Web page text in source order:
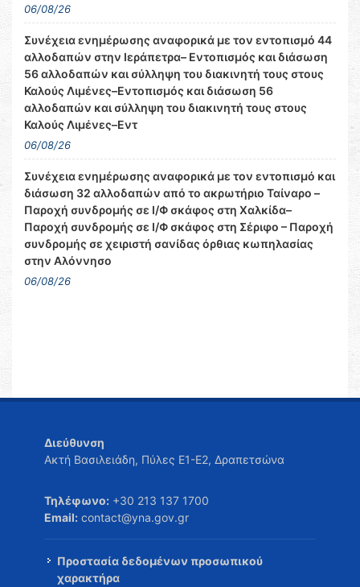
06/08/26
Συνέχεια ενημέρωσης αναφορικά με τον εντοπισμό 44
αλλοδαπών στην Ιεράπετρα– Εντοπισμός και διάσωση
56 αλλοδαπών και σύλληψη του διακινητή τους στους
Καλούς Λιμένες–Εντοπισμός και διάσωση 56
αλλοδαπών και σύλληψη του διακινητή τους στους
Καλούς Λιμένες–Εντ
06/08/26
Συνέχεια ενημέρωσης αναφορικά με τον εντοπισμό και
διάσωση 32 αλλοδαπών από το ακρωτήριο Ταίναρο –
Παροχή συνδρομής σε Ι/Φ σκάφος στη Χαλκίδα–
Παροχή συνδρομής σε Ι/Φ σκάφος στη Σέριφο – Παροχή
συνδρομής σε χειριστή σανίδας όρθιας κωπηλασίας
στην Αλόννησο
06/08/26
Διεύθυνση
Ακτή Βασιλειάδη, Πύλες Ε1-Ε2, Δραπετσώνα
Τηλέφωνο: +30 213 137 1700
Email: contact@yna.gov.gr
Προστασία δεδομένων προσωπικού
χαρακτήρα